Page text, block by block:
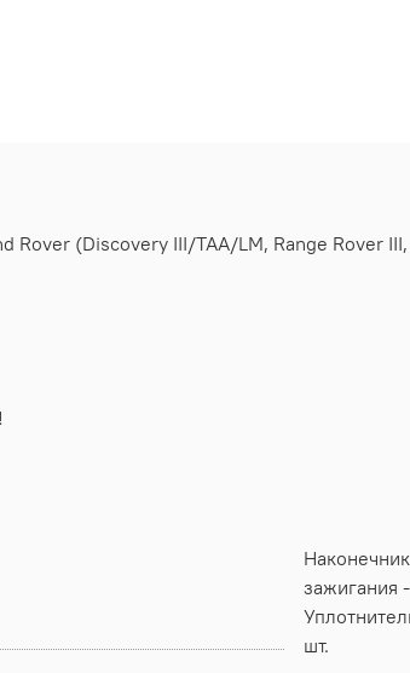
Rover (Discovery III/TAA/LM, Range Rover
зажигания
шт.